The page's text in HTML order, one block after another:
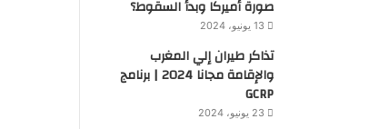
صورة أميركا وبدأ السقوط؟
13 يونيو، 2024
تذاكر طيران إلي المغرب
والإقامة مجانا 2024 | برنامج
GCRP
23 يونيو، 2024